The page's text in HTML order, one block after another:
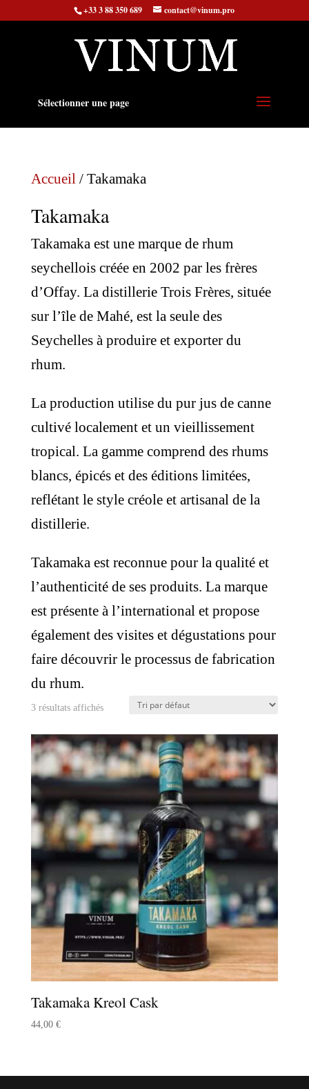
+33 3 88 350 689 contact@vinum.pro
Sélectionner une page
Accueil/ Takamaka
Takamaka
Takamaka est une marque de rhum
seychellois créée en 2002 par les frères
d’Offay. La distillerie Trois Frères, située
sur l’île de Mahé, est la seule des
Seychelles à produire et exporter du
rhum.
La production utilise du pur jus de canne
cultivé localement et un vieillissement
tropical. La gamme comprend des rhums
blancs, épicés et des éditions limitées,
reflétant le style créole et artisanal de la
distillerie.
Takamaka est reconnue pour la qualité et
l’authenticité de ses produits. La marque
est présente à l’international et propose
également des visites et dégustations pour
faire découvrir le processus de fabrication
du rhum.
3 résultats affichés
Takamaka Kreol Cask
44,00 €